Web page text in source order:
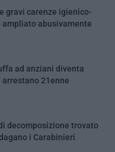
gravi carenze igienico-
abusivamente
ad anziani diventa
21enne
decomposizione trovato
i Carabinieri